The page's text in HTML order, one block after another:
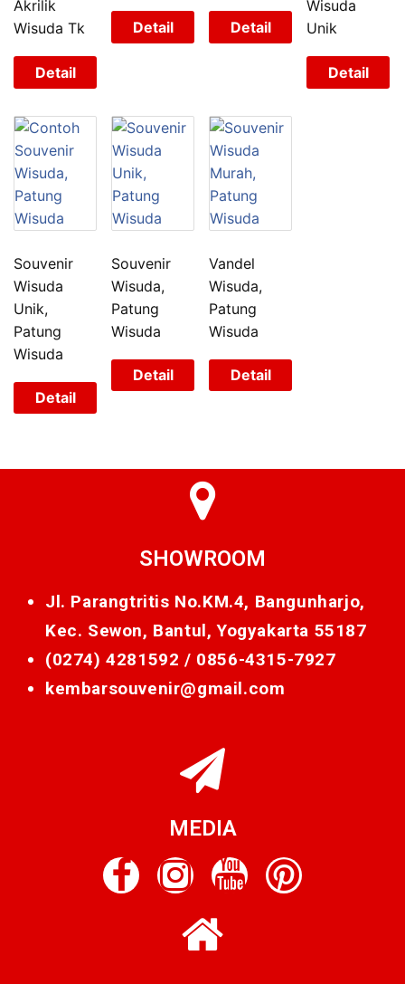
Akrilik
Wisuda Tk
Detail
Detail Detail
Wisuda
Unik
Detail
Souvenir
Wisuda
Unik,
Patung
Wisuda
Detail
Souvenir
Wisuda,
Patung
Wisuda
Detail
Vandel
Wisuda,
Patung
Wisuda
Detail
SHOWROOM
Jl. Parangtritis No.KM.4, Bangunharjo,
Kec. Sewon, Bantul, Yogyakarta 55187
(0274) 4281592 / 0856-4315-7927
kembarsouvenir@gmail.com
MEDIA